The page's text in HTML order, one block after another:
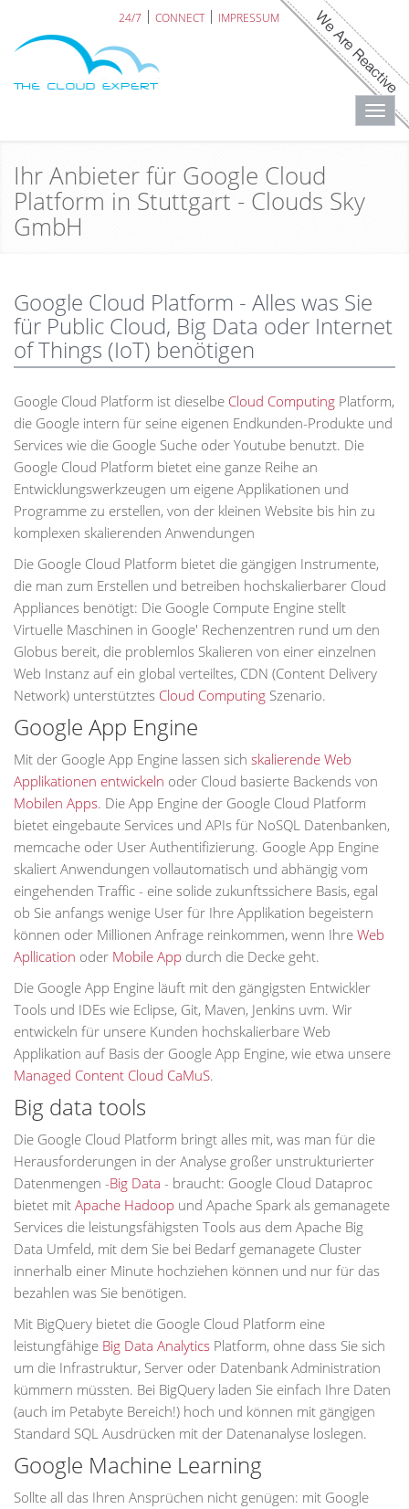
24/7 CONNECT IMPRESSUM
Ihr Anbieter für Google Cloud
Platform in Stuttgart - Clouds Sky
GmbH
Google Cloud Platform - Alles was Sie
für Public Cloud, Big Data oder Internet
of Things (IoT) benötigen
Google Cloud Platform ist dieselbe Cloud Computing Platform,
die Google intern für seine eigenen Endkunden-Produkte und
Services wie die Google Suche oder Youtube benutzt. Die
Google Cloud Platform bietet eine ganze Reihe an
Entwicklungswerkzeugen um eigene Applikationen und
Programme zu erstellen, von der kleinen Website bis hin zu
komplexen skalierenden Anwendungen
Die Google Cloud Platform bietet die gängigen Instrumente,
die man zum Erstellen und betreiben hochskalierbarer Cloud
Appliances benötigt: Die Google Compute Engine stellt
Virtuelle Maschinen in Google' Rechenzentren rund um den
Globus bereit, die problemlos Skalieren von einer einzelnen
Web Instanz auf ein global verteiltes, CDN (Content Delivery
Network) unterstütztes Cloud Computing Szenario.
Google App Engine
Mit der Google App Engine lassen sich skalierende Web
Applikationen entwickeln oder Cloud basierte Backends von
Mobilen Apps. Die App Engine der Google Cloud Platform
bietet eingebaute Services und APIs für NoSQL Datenbanken,
memcache oder User Authentifizierung. Google App Engine
skaliert Anwendungen vollautomatisch und abhängig vom
eingehenden Traffic - eine solide zukunftssichere Basis, egal
ob Sie anfangs wenige User für Ihre Applikation begeistern
können oder Millionen Anfrage reinkommen, wenn Ihre Web
Apllication oder Mobile App durch die Decke geht.
Die Google App Engine läuft mit den gängigsten Entwickler
Tools und IDEs wie Eclipse, Git, Maven, Jenkins uvm. Wir
entwickeln für unsere Kunden hochskalierbare Web
Applikation auf Basis der Google App Engine, wie etwa unsere
Managed Content Cloud CaMuS.
Big data tools
Die Google Cloud Platform bringt alles mit, was man für die
Herausforderungen in der Analyse großer unstrukturierter
Datenmengen -Big Data - braucht: Google Cloud Dataproc
bietet mit Apache Hadoop und Apache Spark als gemanagete
Services die leistungsfähigsten Tools aus dem Apache Big
Data Umfeld, mit dem Sie bei Bedarf gemanagete Cluster
innerhalb einer Minute hochziehen können und nur für das
bezahlen was Sie benötigen.
Mit BigQuery bietet die Google Cloud Platform eine
leistungfähige Big Data Analytics Platform, ohne dass Sie sich
um die Infrastruktur, Server oder Datenbank Administration
kümmern müssten. Bei BigQuery laden Sie einfach Ihre Daten
(auch im Petabyte Bereich!) hoch und können mit gängigen
Standard SQL Ausdrücken mit der Datenanalyse loslegen.
Google Machine Learning
Sollte all das Ihren Ansprüchen nicht genügen: mit Google